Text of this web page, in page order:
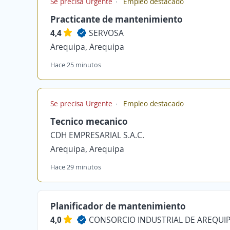
Practicante de mantenimiento
4,4
SERVOSA
Arequipa, Arequipa
Hace 25 minutos
Se precisa Urgente Empleo destacado
Tecnico mecanico
CDH EMPRESARIAL S.A.C.
Arequipa, Arequipa
Hace 29 minutos
Planificador de mantenimiento
4,0
CONSORCIO INDUSTRIAL DE